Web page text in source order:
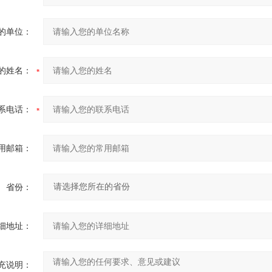
单位：
姓名：
电话：
邮箱：
省份：
地址：
说明：